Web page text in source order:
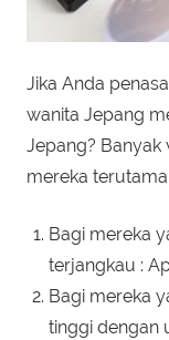
Jika Anda
wanita Jepang
Jepang?
mereka
Bagi mereka
terjangkau :
Bagi mereka
tinggi dengan